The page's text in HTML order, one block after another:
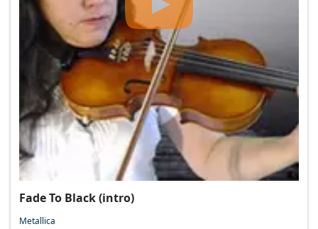
Fade To Black (intro)
Metallica